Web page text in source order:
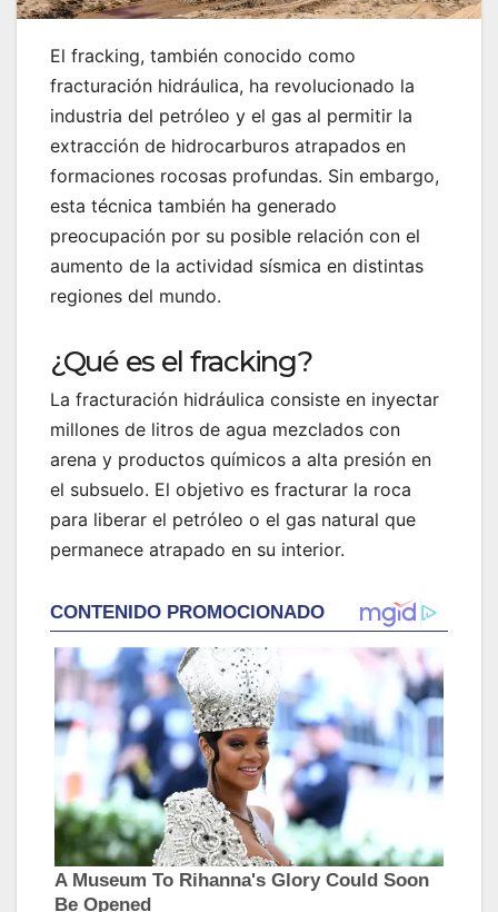
El fracking, también conocido como
fracturación hidráulica, ha revolucionado la
industria del petróleo y el gas al permitir la
extracción de hidrocarburos atrapados en
formaciones rocosas profundas. Sin embargo,
esta técnica también ha generado
preocupación por su posible relación con el
aumento de la actividad sísmica en distintas
regiones del mundo.
¿Qué es el fracking?
La fracturación hidráulica consiste en inyectar
millones de litros de agua mezclados con
arena y productos químicos a alta presión en
el subsuelo. El objetivo es fracturar la roca
para liberar el petróleo o el gas natural que
permanece atrapado en su interior.